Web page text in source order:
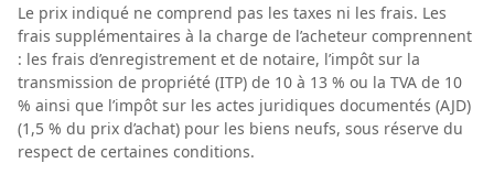
Le prix indiqué ne comprend pas les taxes ni les frais. Les
frais supplémentaires à la charge de l’acheteur comprennent
: les frais d’enregistrement et de notaire, l’impôt sur la
transmission de propriété (ITP) de 10 à 13 % ou la TVA de 10
% ainsi que l’impôt sur les actes juridiques documentés (AJD)
(1,5 % du prix d’achat) pour les biens neufs, sous réserve du
respect de certaines conditions.